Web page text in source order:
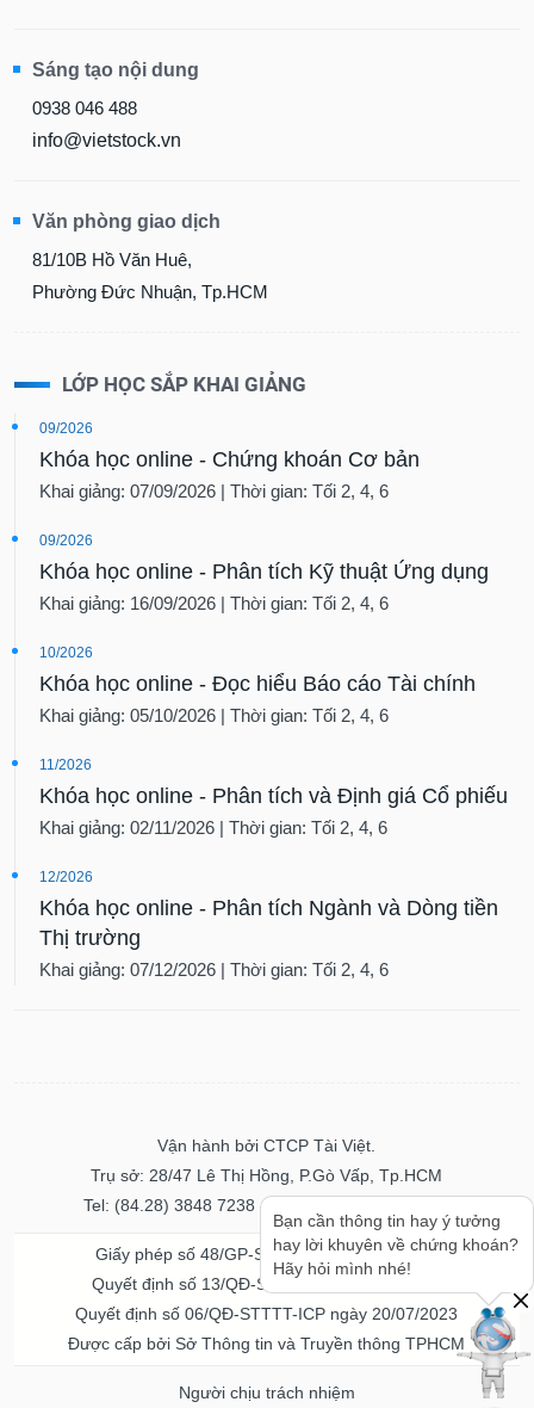
Sáng tạo nội dung
0938 046 488
info@vietstock.vn
Văn phòng giao dịch
81/10B Hồ Văn Huê,
Phường Đức Nhuận, Tp.HCM
LỚP HỌC SẮP KHAI GIẢNG
09/2026
Khóa học online - Chứng khoán Cơ bản
Khai giảng: 07/09/2026 | Thời gian: Tối 2, 4, 6
09/2026
Khóa học online - Phân tích Kỹ thuật Ứng dụng
Khai giảng: 16/09/2026 | Thời gian: Tối 2, 4, 6
10/2026
Khóa học online - Đọc hiểu Báo cáo Tài chính
Khai giảng: 05/10/2026 | Thời gian: Tối 2, 4, 6
11/2026
Khóa học online - Phân tích và Định giá Cổ phiếu
Khai giảng: 02/11/2026 | Thời gian: Tối 2, 4, 6
12/2026
Khóa học online - Phân tích Ngành và Dòng tiền
Thị trường
Khai giảng: 07/12/2026 | Thời gian: Tối 2, 4, 6
Vận hành bởi CTCP Tài Việt.
Trụ sở: 28/47 Lê Thị Hồng, P.Gò Vấp, Tp.HCM
Tel: (84.28) 3848 7238 - Fax: (84.28) 3848 7237
Giấy phép số 48/GP-STTTT ngày 04/11/2016
Quyết định số 13/QĐ-STTTT ngày 02/11/2017
Quyết định số 06/QĐ-STTTT-ICP ngày 20/07/2023
Được cấp bởi Sở Thông tin và Truyền thông TPHCM
Người chịu trách nhiệm
Bạn cần thông tin hay ý tưởng
hay lời khuyên về chứng khoán?
Hãy hỏi mình nhé!